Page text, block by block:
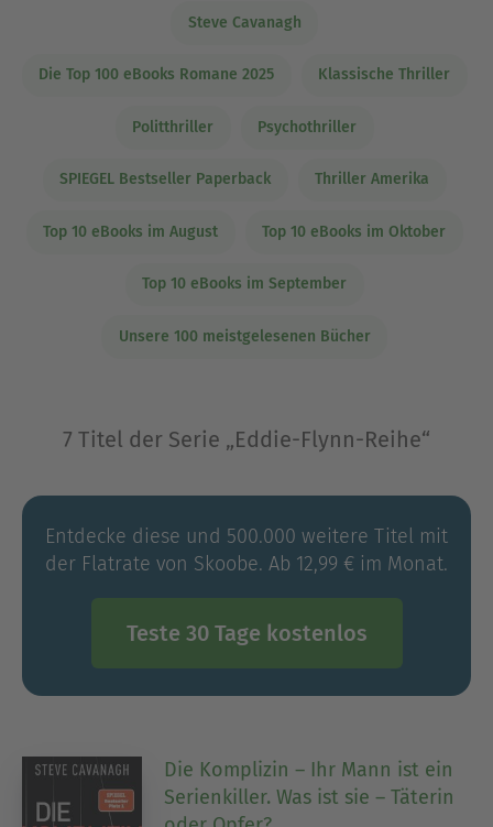
Steve Cavanagh
Die Top 100 eBooks Romane 2025 Klassische Thriller
Politthriller Psychothriller
SPIEGEL Bestseller Paperback Thriller Amerika
Top 10 eBooks im August Top 10 eBooks im Oktober
Top 10 eBooks im September
Unsere 100 meistgelesenen Bücher
7 Titel der Serie „Eddie-Flynn-Reihe“
Entdecke diese und 500.000 weitere Titel mit
der Flatrate von Skoobe. Ab 12,99 € im Monat.
Teste 30 Tage kostenlos
Die Komplizin – Ihr Mann ist ein
Serienkiller. Was ist sie – Täterin